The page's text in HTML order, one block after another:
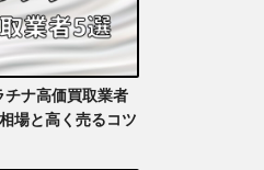
チナ高価買取業者
場と高く売るコツ